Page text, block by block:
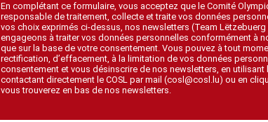
En complétant ce formulaire, vous acceptez que le Comité
responsable de traitement, collecte et traite vos données
vos choix exprimés ci-dessus, nos newsletters (Team
engageons à traiter vos données personnelles conformément à
que sur la base de votre consentement. Vous pouvez à tout
rectification, d’effacement, à la limitation de vos données
consentement et vous désinscrire de nos newsletters, en
contactant directement le COSL par mail (cosl@cosl.lu) ou en
vous trouverez en bas de nos newsletters.